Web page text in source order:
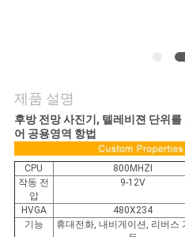
락
주
세
요
제품 설명
후방 전망 사진기, 텔레비젼 단위
어 공용영역 항법
CPU 800MHZI
작동 전
압
9-12V
HVGA 480X234
기능
휴대전화, 내비게이션, 리버스